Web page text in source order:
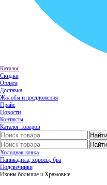
Каталог
Скидки
Оплата
Доставка
Жалобы и предложения
Прайс
Новости
Контакты
Каталог товаров
Холодная ковка
Паникадила, хоросы, бра
Подсвечники
Иконы большие и Храмовые